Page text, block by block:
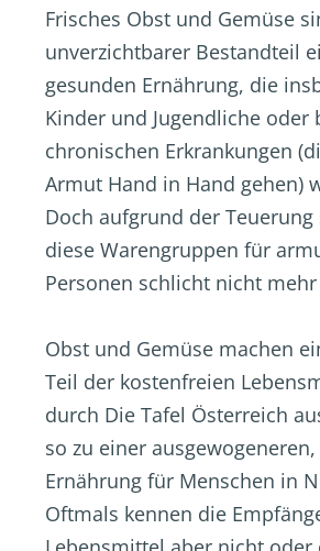
Frisches Obst und Gemüse
unverzichtbarer Bestandteil
gesunden Ernährung, die
Kinder und Jugendliche oder
chronischen Erkrankungen
Armut Hand in Hand gehen)
Doch aufgrund der
diese Warengruppen für
Personen schlicht nicht
Obst und Gemüse machen
Teil der kostenfreien
durch Die Tafel Österreich
so zu einer
Ernährung für Menschen in
Oftmals kennen die